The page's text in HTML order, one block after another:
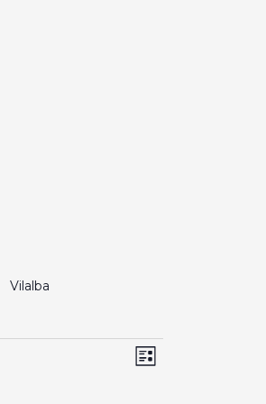
Vilalba
Navegación
Navegación
Lista